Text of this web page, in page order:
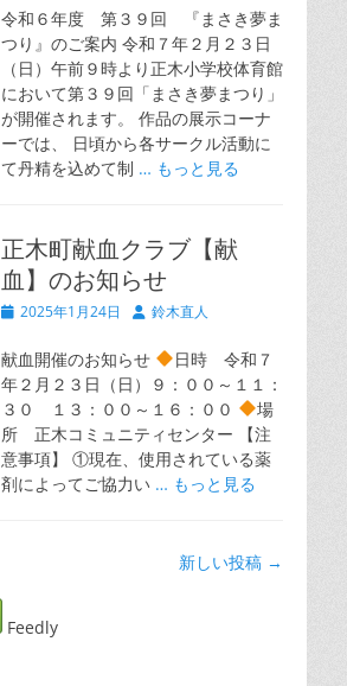
日
者
令和６年度 第３９回 『まさき夢ま
つり』のご案内 令和７年２月２３日
（日）午前９時より正木小学校体育館
において第３９回「まさき夢まつり」
が開催されます。 作品の展示コーナ
ーでは、 日頃から各サークル活動に
て丹精を込めて制 … もっと見る
正木町献血クラブ【献
血】のお知らせ
投
日
2025年1月24日
投
者
鈴木直人
献血開催のお知らせ
日時 令和７
年２月２３日（日）９：００～１１：
３０ １３：００～１６：００
場
所 正木コミュニティセンター 【注
意事項】 ①現在、使用されている薬
剤によってご協力い … もっと見る
新しい投稿 →
Feedly